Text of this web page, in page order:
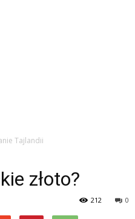
Tajlandii
złoto?
0
212